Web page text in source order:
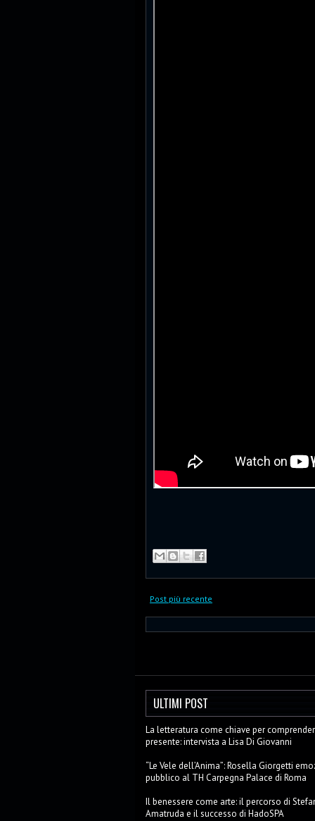
Post più recente
ULTIMI POST
La letteratura come chiave per
presente: intervista a Lisa Di Giovanni
“Le Vele dell’Anima”: Rosella Giorgetti
pubblico al TH Carpegna Palace di Roma
Il benessere come arte: il percorso di
Amatruda e il successo di HadoSPA